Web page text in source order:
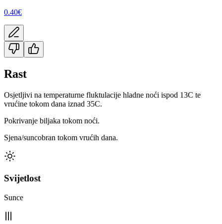
0.40€
Rast
Osjetljivi na temperaturne fluktulacije hladne noći ispod 13C te
vrućine tokom dana iznad 35C.
Pokrivanje biljaka tokom noći.
Sjena/suncobran tokom vrućih dana.
Svijetlost
Sunce